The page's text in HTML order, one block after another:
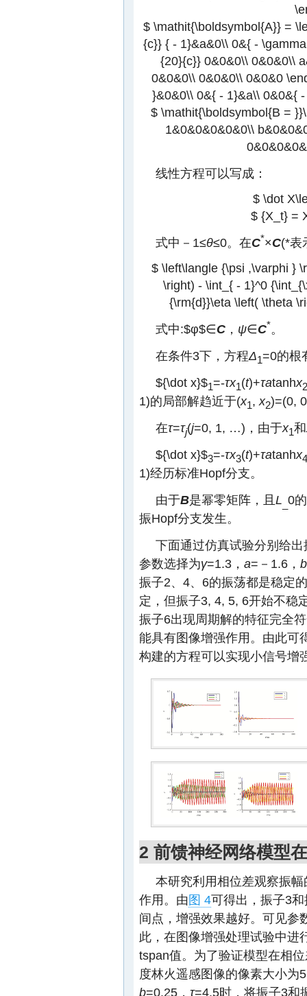
$ \mathit{\boldsymbol{A}} =
{c}} { - 1}&a&0\\ 0&{ -
{20}{c}} 0&0&0\\ 0&0&0\\
0&0&0\\ 0&0&0\\ 0&0&0
}&0&0\\ 0&{ - 1}&a\\ 0&0&{
$ \mathit{\boldsymbol{B =
1&0&0&0&0&0\\
线性方程可以写成：
$ \dot
$ {X_t} =
式中－1≤θ≤0。在C*×C(*表
$ \left\langle {\psi ,\varphi }
\right) - \int_{ - 1}^0
{\rm{d}}\eta \left( \theta
式中:$φ$∈C ， ψ∈C*。
在条件3下，方程Δ1=0的根
${\dot x}$1=-τx1(t)+τatanhx2
1)的局部解趋近于(x1, x2)=(0,
在τ=τj(j=0, 1, …)，由于x1和
${\dot x}$3=-τx3(t)+τatanhx4
1)经历标准Hopf分支。
由于B是幂零矩阵，且 L 0
振Hopf分支发生。
下面通过仿真试验分别给
参数选择为γ=1.3， a=－1.6， b
振子2、4、6的振荡都是稳定
定，但振子3, 4, 5, 6开始不稳
振子6出现周期解的特征完全
能具有图像增强作用。由此可
构建的方程可以实现小信号增
2 前馈神经网络模型
本研究利用相位差观察振
作用。由图 4可得出，振子3
间点，增强效果越好。可见参
此，在图像增强处理试验中进
tspan值。为了验证模型在相
度林火遥感图像的像素大小为
b=0.25， τ=4.5时，将振子3和